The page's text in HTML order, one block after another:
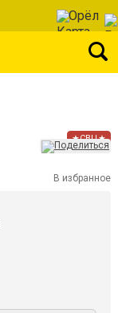
Орёл
★СВЦ★
В избранное